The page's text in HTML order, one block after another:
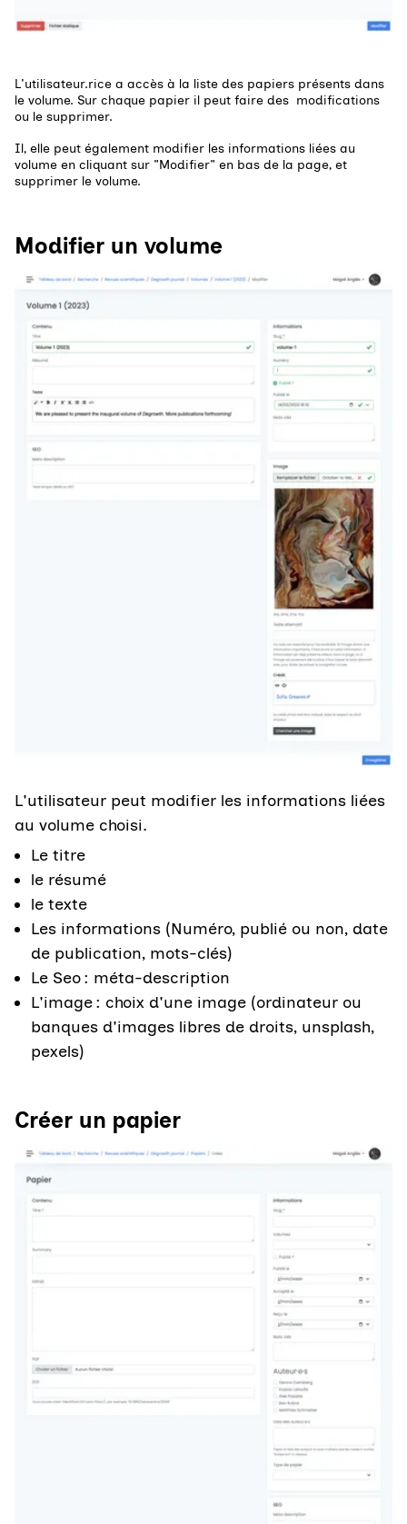
L'utilisateur.rice a accès à la liste des papiers présents dans
le volume. Sur chaque papier il peut faire des modifications
ou le supprimer.
Il, elle peut également modifier les informations liées au
volume en cliquant sur "Modifier" en bas de la page, et
supprimer le volume.
Modifier un volume
L'utilisateur peut modifier les informations liées
au volume choisi.
Le titre
le résumé
le texte
Les informations (Numéro, publié ou non, date
de publication, mots-clés)
Le Seo : méta-description
L'image : choix d'une image (ordinateur ou
banques d'images libres de droits, unsplash,
pexels)
Agrandir
Créer un papier
Agrandir